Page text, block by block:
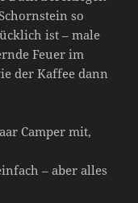
so
ist – male
Feuer im
der Kaffee dann
Camper mit,
– aber alles